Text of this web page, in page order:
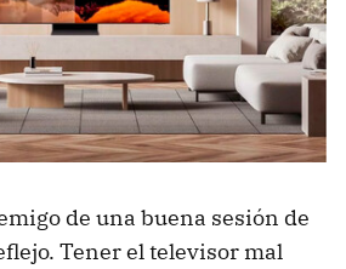
de una buena sesión de
Tener el televisor mal